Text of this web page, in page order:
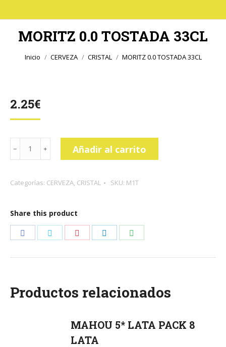
MORITZ 0.0 TOSTADA 33CL
Estás aquí:
Inicio CERVEZA CRISTAL MORITZ 0.0 TOSTADA 33CL
2.25€
MORITZ
0.0
33CL
Añadir al carrito
Categorías: CERVEZA, CRISTAL SKU: M1T
Share this product
Productos relacionados
MAHOU 5* LATA PACK 8
LATA